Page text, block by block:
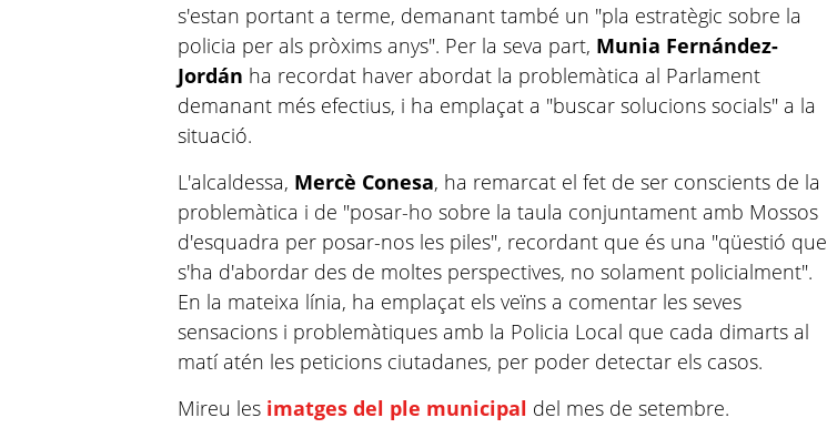
s'estan portant a terme, demanant també un "pla estratègic sobre la
policia per als pròxims anys". Per la seva part, Munia Fernández-
Jordán ha recordat haver abordat la problemàtica al Parlament
demanant més efectius, i ha emplaçat a "buscar solucions socials" a la
situació.
L'alcaldessa, Mercè Conesa, ha remarcat el fet de ser conscients de la
problemàtica i de "posar-ho sobre la taula conjuntament amb Mossos
d'esquadra per posar-nos les piles", recordant que és una "qüestió que
s'ha d'abordar des de moltes perspectives, no solament policialment".
En la mateixa línia, ha emplaçat els veïns a comentar les seves
sensacions i problemàtiques amb la Policia Local que cada dimarts al
matí atén les peticions ciutadanes, per poder detectar els casos.
Mireu les imatges del ple municipal del mes de setembre.